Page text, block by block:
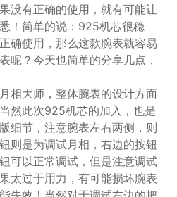
没有正确的使用，就有可能让
！简单的说：925机芯很稳
确使用，那么这款腕表就容易
呢？今天也简单的分享几点，
相大师，整体腕表的设计方面
然此次925机芯的加入，也是
细节，注意腕表左右两侧，则
则是为调试月相，右边的按钮
可以正常调试，但是注意调试
太过于用力，有可能损坏腕表